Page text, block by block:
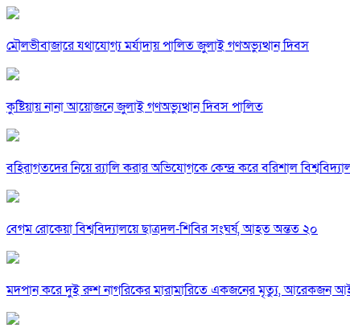
মৌলভীবাজারে যথাযোগ্য মর্যাদায় পালিত জুলাই গণঅভ্যুত্থান দিবস
কুষ্টিয়ায় নানা আয়োজনে জুলাই গণঅভ্যুত্থান দিবস পালিত
বহিরাগতদের নিয়ে র‍্যালি করার অভিযোগকে কেন্দ্র করে বরিশাল
বেগম রোকেয়া বিশ্ববিদ্যালয়ে ছাত্রদল-শিবির সংঘর্ষ, আহত অন্তত ২০
মদপান করে দুই রুশ নাগরিকের মারামারিতে একজনের মৃত্যু, আরেকজন